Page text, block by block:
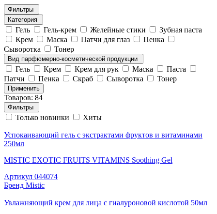
Фильтры
Категория
Гель Гель-крем Желейные стики
Зубная паста
Крем
Маска Патчи для глаз
Пенка
Сыворотка
Тонер
Вид парфюмерно-косметической продукции
Гель Крем Крем для рук Маска
Паста
Патчи
Пенка Скраб Сыворотка Тонер
Применить
Товаров: 84
Фильтры
Только новинки Хиты
Успокаивающий гель с экстрактами фруктов и витаминами
250мл
MISTIC EXOTIC FRUITS VITAMINS Soothing Gel
Артикул 044074
Бренд Mistic
Увлажняющий крем для лица с гиалуроновой кислотой 50мл